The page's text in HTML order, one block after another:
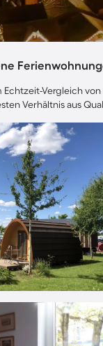
Echtzeit-Vergleich
Verhältnis aus